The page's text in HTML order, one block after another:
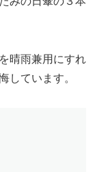
晴雨兼用にすれ
しています。